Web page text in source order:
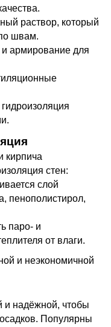
раствор, который
швам.
армирование для
кирпича
стен:
слой
пенополистирол,
паро- и
от влаги.
и неэкономичной
и надёжной, чтобы
Популярны